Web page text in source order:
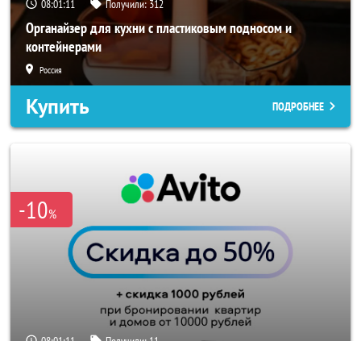
08:01:08 Получили: 312
Органайзер для кухни с пластиковым подносом и
контейнерами
Россия
Купить ПОДРОБНЕЕ
-10%